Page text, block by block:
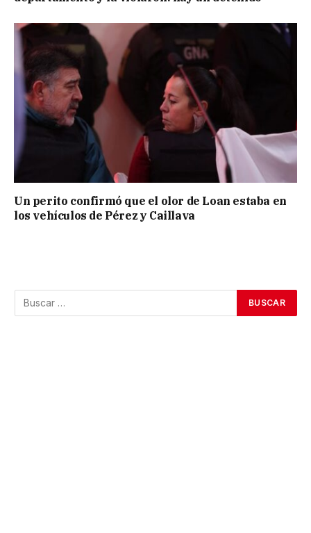
Un perito confirmó que el olor de Loan estaba en
los vehículos de Pérez y Caillava